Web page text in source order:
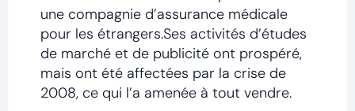
une compagnie d’assurance médicale
pour les étrangers.Ses activités d’études
de marché et de publicité ont prospéré,
mais ont été affectées par la crise de
2008, ce qui l’a amenée à tout vendre.